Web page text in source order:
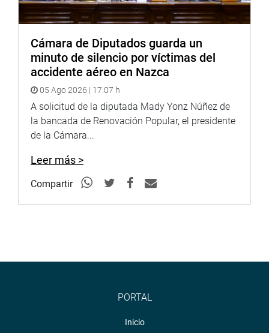
Cámara de Diputados guarda un
minuto de silencio por víctimas del
accidente aéreo en Nazca
05 Ago 2026 | 17:07 h
A solicitud de la diputada Mady Yonz Núñez de
la bancada de Renovación Popular, el presidente
de la Cámara...
Leer más >
Compartir
PORTAL
Inicio